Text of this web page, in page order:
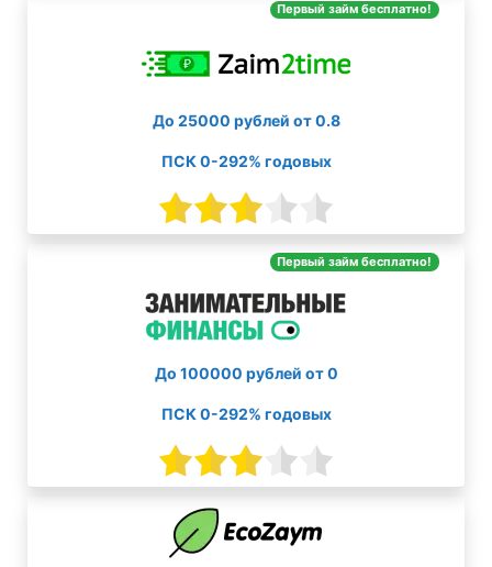
Первый займ бесплатно!
До 25000 рублей от 0.8
ПСК 0-292% годовых
Первый займ бесплатно!
До 100000 рублей от 0
ПСК 0-292% годовых